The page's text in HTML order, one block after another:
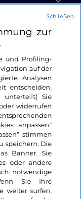
Vibo Valentia
endgültigen
und dem
Initiative von
Gründer des
Bruno von
dem Vormarsch
und
Boscozu
Reggio
zur
und Profiling-
auf der
Analysen
entscheiden,
unterteilt) Sie
widerrufen
anpassen“
stimmen
speichern. Die
Banner. Sie
oder andere
notwendige
Sie Ihre
weiter surfen,
Schließen